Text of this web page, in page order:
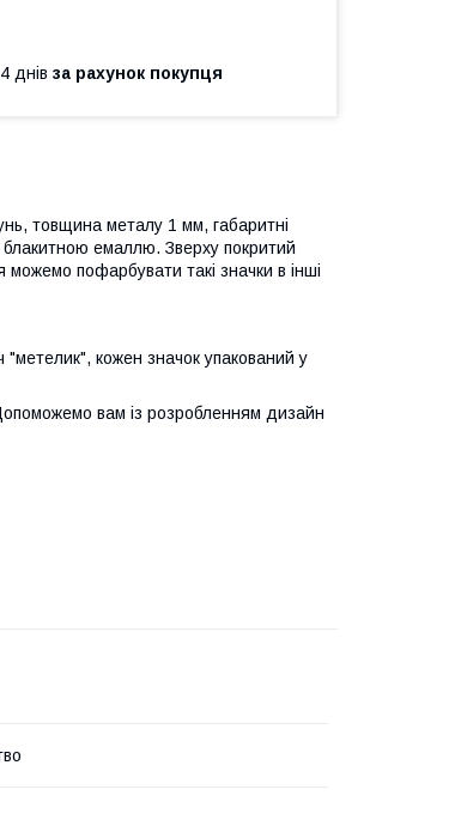
днів за рахунок покупця
товщина металу 1 мм, габаритні
емаллю. Зверху покритий
пофарбувати такі значки в інші
кожен значок упакований у
вам із розробленням дизайн